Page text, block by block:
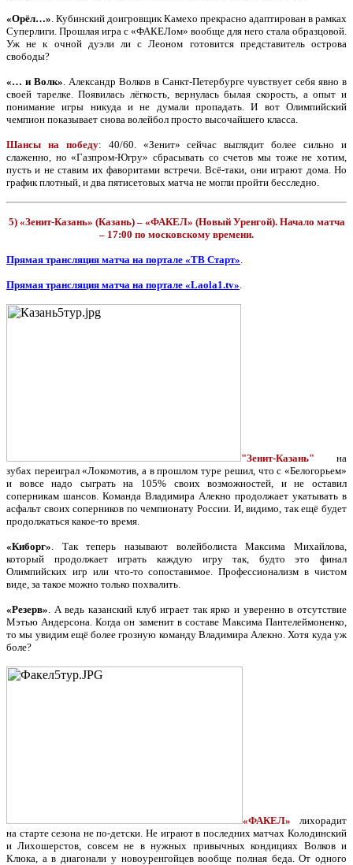
«Орёл…». Кубинский доигровщик Камехо прекрасно адаптирован в рамках
Суперлиги. Прошлая игра с «ФАКЕЛом» вообще для него стала образцовой.
Уж не к очной дуэли ли с Леоном готовится представитель острова
свободы?
«… и Волк». Александр Волков в Санкт-Петербурге чувствует себя явно в
своей тарелке. Появилась лёгкость, вернулась былая скорость, а опыт и
понимание игры никуда и не думали пропадать. И вот Олимпийский
чемпион показывает снова волейбол просто высочайшего класса.
Шансы на победу: 40/60. «Зенит» сейчас выглядит более сильно и
слаженно, но «Газпром-Югру» сбрасывать со счетов мы тоже не хотим,
пусть и не ставим их фаворитами встречи. Всё-таки, они играют дома. Но
график плотный, и два пятисетовых матча не могли пройти бесследно.
5) «Зенит-Казань» (Казань) – «ФАКЕЛ» (Новый Уренгой). Начало матча
– 17:00 по московскому времени.
Прямая трансляция матча на портале «ТВ Старт».
Прямая трансляция матча на портале «Laola1.tv».
"Зенит-Казань" на
зубах переиграл «Локомотив, а в прошлом туре решил, что с «Белогорьем»
и вовсе надо сыграть на 105% своих возможностей, и не оставил
соперникам шансов. Команда Владимира Алекно продолжает укатывать в
асфальт своих соперников по чемпионату России. И, видимо, так ещё будет
продолжаться какое-то время.
«Киборг». Так теперь называют волейболиста Максима Михайлова,
который продолжает играть каждую игру так, будто это финал
Олимпийских игр или что-то сопоставимое. Профессионализм в чистом
виде, за такое можно только похвалить.
«Резерв». А ведь казанский клуб играет так ярко и уверенно в отсутствие
Мэтью Андерсона. Когда он заменит в составе Максима Пантелеймоненко,
то мы увидим ещё более грозную команду Владимира Алекно. Хотя куда уж
боле?
«ФАКЕЛ» лихорадит
на старте сезона не по-детски. Не играют в последних матчах Колодинский
и Лихошерстов, совсем не в нужных привычных кондициях Волков и
Клюка, а в диагонали у новоуренгойцев вообще полная беда. От одного